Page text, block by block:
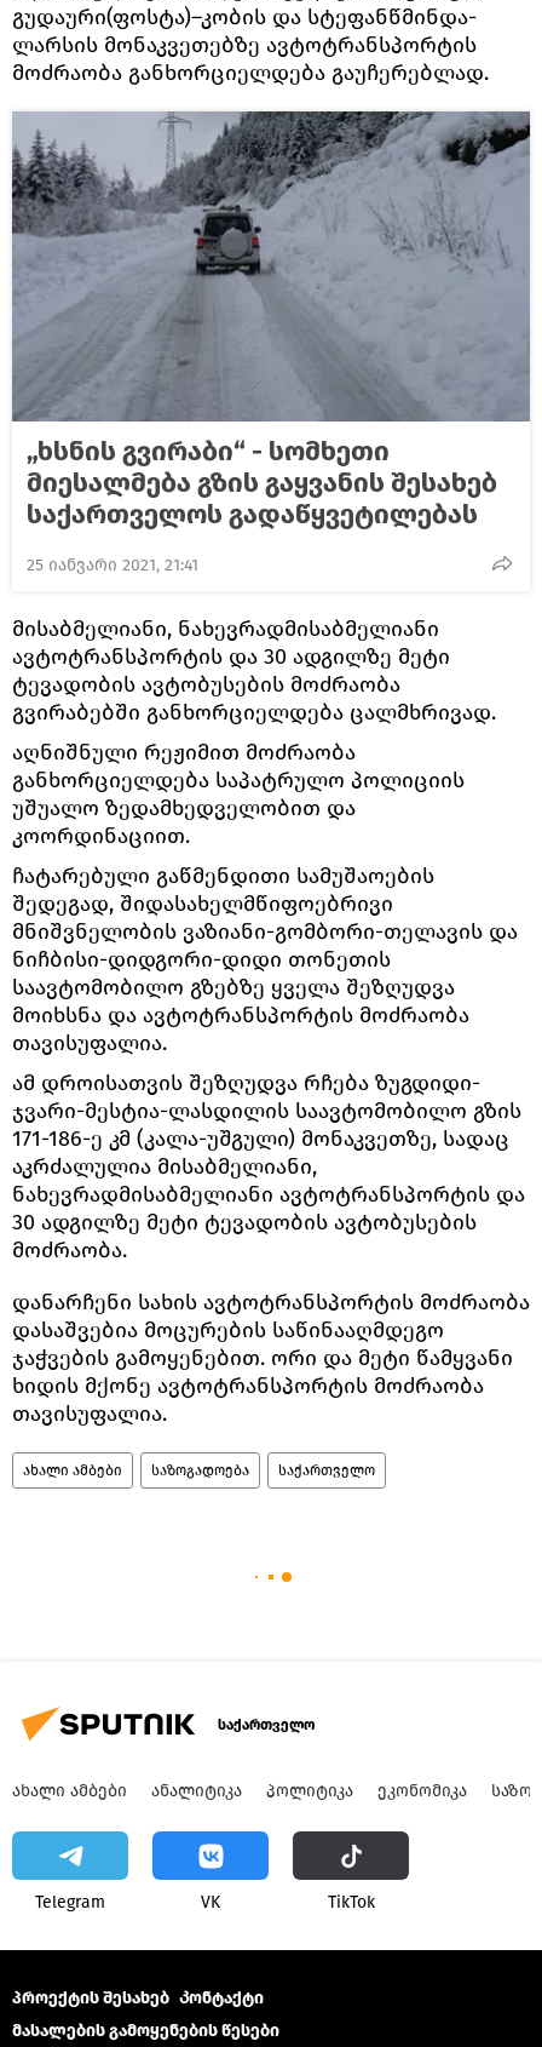
გუდაური(ფოსტა)–კობის და სტეფანწმინდა-
ლარსის მონაკვეთებზე ავტოტრანსპორტის
მოძრაობა განხორციელდება გაუჩერებლად.
„ხსნის გვირაბი“ - სომხეთი
მიესალმება გზის გაყვანის შესახებ
საქართველოს გადაწყვეტილებას
25 იანვარი 2021, 21:41
მისაბმელიანი, ნახევრადმისაბმელიანი
ავტოტრანსპორტის და 30 ადგილზე მეტი
ტევადობის ავტობუსების მოძრაობა
გვირაბებში განხორციელდება ცალმხრივად.
აღნიშნული რეჟიმით მოძრაობა
განხორციელდება საპატრულო პოლიციის
უშუალო ზედამხედველობით და
კოორდინაციით.
ჩატარებული გაწმენდითი სამუშაოების
შედეგად, შიდასახელმწიფოებრივი
მნიშვნელობის ვაზიანი-გომბორი-თელავის და
ნიჩბისი-დიდგორი-დიდი თონეთის
საავტომობილო გზებზე ყველა შეზღუდვა
მოიხსნა და ავტოტრანსპორტის მოძრაობა
თავისუფალია.
ამ დროისათვის შეზღუდვა რჩება ზუგდიდი-
ჯვარი-მესტია-ლასდილის საავტომობილო გზის
171-186-ე კმ (კალა-უშგული) მონაკვეთზე, სადაც
აკრძალულია მისაბმელიანი,
ნახევრადმისაბმელიანი ავტოტრანსპორტის და
30 ადგილზე მეტი ტევადობის ავტობუსების
მოძრაობა.
დანარჩენი სახის ავტოტრანსპორტის მოძრაობა
დასაშვებია მოცურების საწინააღმდეგო
ჯაჭვების გამოყენებით. ორი და მეტი წამყვანი
ხიდის მქონე ავტოტრანსპორტის მოძრაობა
თავისუფალია.
ახალი ამბები საზოგადოება საქართველო
საქართველო
ᲐᲮᲐᲚᲘ ᲐᲛᲑᲔᲑᲘ ᲐᲜᲐᲚᲘᲢᲘᲙᲐ ᲞᲝᲚᲘᲢᲘᲙᲐ ᲔᲙᲝᲜᲝᲛᲘᲙᲐ
Telegram VK ТikТоk
პროექტის შესახებ Კონტაქტი
მასალების გამოყენების წესები